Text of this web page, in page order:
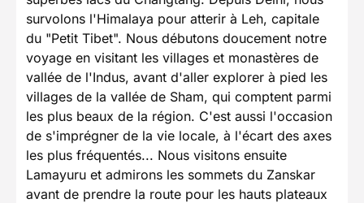
survolons l'Himalaya pour atterir à Leh, capitale
du "Petit Tibet". Nous débutons doucement notre
voyage en visitant les villages et monastères de
vallée de l'Indus, avant d'aller explorer à pied les
villages de la vallée de Sham, qui comptent parmi
les plus beaux de la région. C'est aussi l'occasion
de s'imprégner de la vie locale, à l'écart des axes
les plus fréquentés... Nous visitons ensuite
Lamayuru et admirons les sommets du Zanskar
avant de prendre la route pour les hauts plateaux